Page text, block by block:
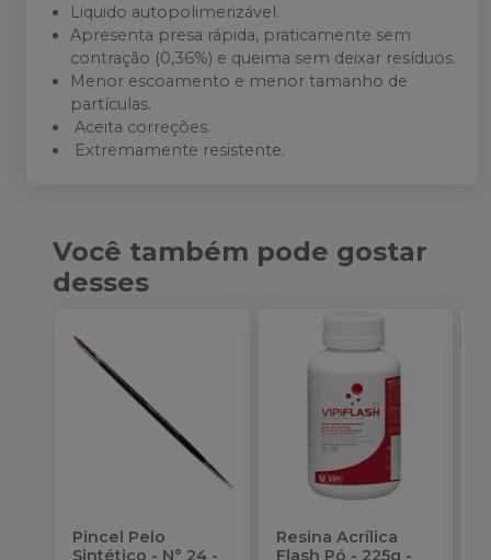
Liquido autopolimerizável.
Apresenta presa rápida, praticamente sem
contração (0,36%) e queima sem deixar resíduos.
Menor escoamento e menor tamanho de
partículas.
Aceita correções.
Extremamente resistente.
Você também pode gostar
desses
Pincel Pelo
Sintético - N° 24 -
Resina Acrílica
Flash Pó - 225g -